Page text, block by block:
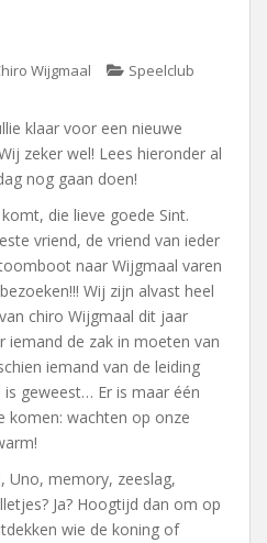
Wijgmaal Speelclub
klaar voor een nieuwe
zeker wel! Lees hieronder al
nog gaan doen!
die lieve goede Sint.
vriend, de vriend van ieder
naar Wijgmaal varen
Wij zijn alvast heel
chiro Wijgmaal dit jaar
iemand de zak in moeten van
iemand van de leiding
geweest… Er is maar één
wachten op onze
Uno, memory, zeeslag,
Ja? Hoogtijd dan om op
wie de koning of